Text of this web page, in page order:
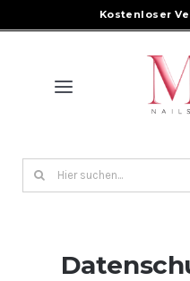
Kostenloser
Toggle
Produkte
HEMA & TPO-Free